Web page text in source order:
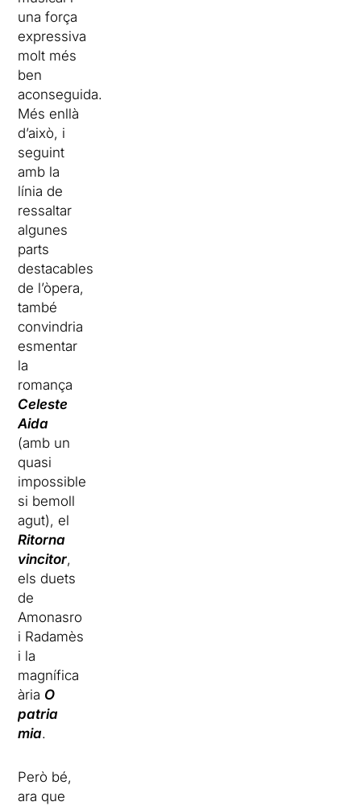
una força
expressiva
molt més
ben
aconseguida.
Més enllà
d’això, i
seguint
amb la
línia de
ressaltar
algunes
parts
destacables
de l’òpera,
també
convindria
esmentar
la
romança
Celeste
Aida
(amb un
quasi
impossible
si bemoll
agut), el
Ritorna
vincitor,
els duets
de
Amonasro
i Radamès
i la
magnífica
ària O
patria
mia.
Però bé,
ara que